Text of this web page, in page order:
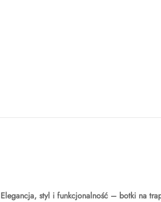
Elegancja, styl i funkcjonalność – botki na